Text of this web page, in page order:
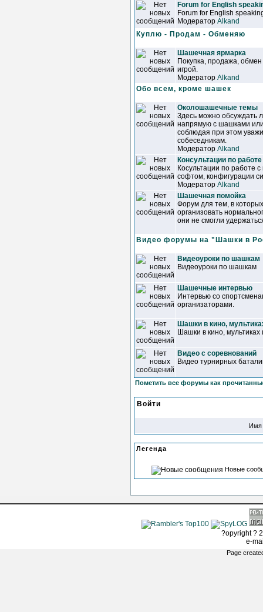
Forum for English
Forum for English
Модератор Alkand
Куплю - Продам - Обменяю
Шашечная ярмарка
Покупка, продажа,
игрой.
Модератор Alkand
Обо всем, кроме шашек
Околошашечные темы
Здесь можно обсуждать
напрямую с шашками
соблюдая при этом
собеседникам.
Модератор Alkand
Консультации по
Косультации по работе
софтом, конфигурации
Модератор Alkand
Шашечная помойка
Форум для тем, в
организовать
они не смогли
Видео форумы на "Шашки в
Видеоуроки по шашкам
Видеоуроки по шашкам
Шашечные интервью
Интервью со
организаторами.
Шашки в кино,
Шашки в кино, мультиках
Видео с соревнований
Видео турнирных
Пометить все форумы как
Войти
Имя
Легенда
Новые
?opyright ?
e-
Page